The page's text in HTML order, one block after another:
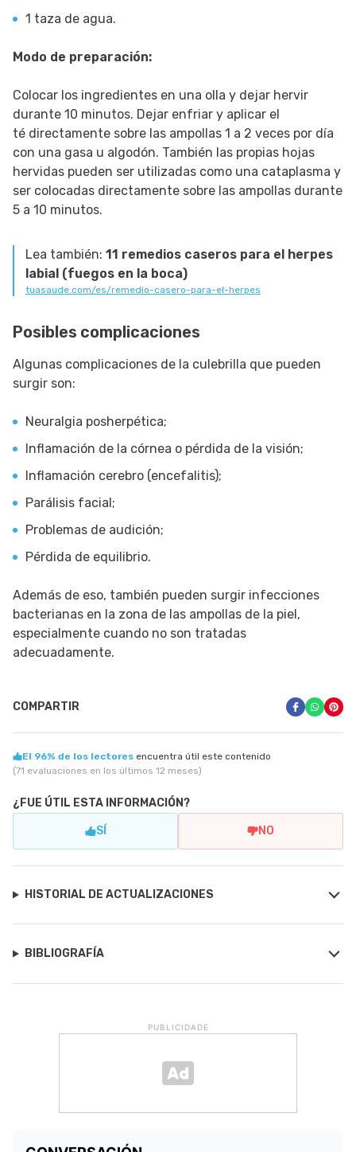
1 taza de agua.
Modo de preparación:
Colocar los ingredientes en una olla y dejar hervir
durante 10 minutos. Dejar enfriar y aplicar el
té directamente sobre las ampollas 1 a 2 veces por día
con una gasa u algodón. También las propias hojas
hervidas pueden ser utilizadas como una cataplasma y
ser colocadas directamente sobre las ampollas durante
5 a 10 minutos.
Lea también: 11 remedios caseros para el herpes
labial (fuegos en la boca)
tuasaude.com/es/remedio-casero-para-el-herpes
Posibles complicaciones
Algunas complicaciones de la culebrilla que pueden
surgir son:
Neuralgia posherpética;
Inflamación de la córnea o pérdida de la visión;
Inflamación cerebro (encefalitis);
Parálisis facial;
Problemas de audición;
Pérdida de equilibrio.
Además de eso, también pueden surgir infecciones
bacterianas en la zona de las ampollas de la piel,
especialmente cuando no son tratadas
adecuadamente.
COMPARTIR
El 96% de los lectores encuentra útil este contenido
(71 evaluaciones en los últimos 12 meses)
¿FUE ÚTIL ESTA INFORMACIÓN?
SÍ NO
HISTORIAL DE ACTUALIZACIONES
BIBLIOGRAFÍA
PUBLICIDADE